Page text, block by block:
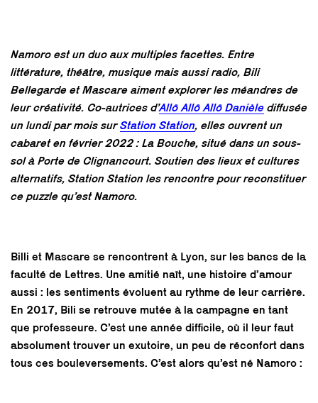
Namoro est un duo aux multiples facettes. Entre
littérature, théâtre, musique mais aussi radio, Bili
Bellegarde et Mascare aiment explorer les méandres de
leur créativité. Co-autrices d’Allô Allô Allô Danièle diffusée
un lundi par mois surStation Station, elles ouvrent un
cabaret en février 2022 : La Bouche, situé dans un sous-
sol à Porte de Clignancourt. Soutien des lieux et cultures
alternatifs, Station Station les rencontre pour reconstituer
ce puzzle qu’est Namoro.
Billi et Mascare se rencontrent à Lyon, sur les bancs de la
faculté de Lettres. Une amitié naît, une histoire d’amour
aussi : les sentiments évoluent au rythme de leur carrière.
En 2017, Bili se retrouve mutée à la campagne en tant
que professeure. C’est une année difficile, où il leur faut
absolument trouver un exutoire, un peu de réconfort dans
tous ces bouleversements. C’est alors qu’est né Namoro :